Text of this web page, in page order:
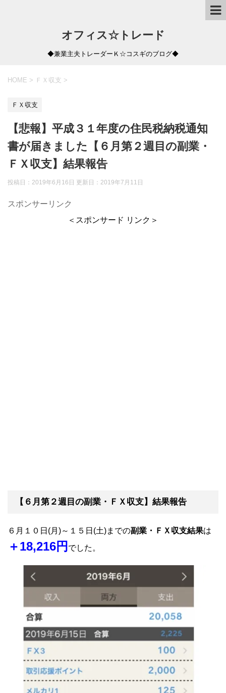
オフィス☆トレード
◆兼業主夫トレーダーＫ☆コスギのブログ◆
HOME > ＦＸ収支 >
ＦＸ収支
【悲報】平成３１年度の住民税納税通知
書が届きました【６月第２週目の副業・
ＦＸ収支】結果報告
投稿日：2019年6月16日 更新日： 2019年7月11日
スポンサーリンク
＜スポンサード リンク＞
【６月第２週目の副業・ＦＸ収支】結果報告
６月１０日(月)～１５日(土)までの副業・ＦＸ収支結果は
＋18,216円 でした。